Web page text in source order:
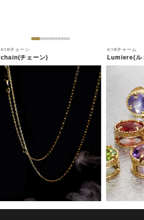
K18チェーン
chain(チェーン)
K18チャーム
Lumiere(ル